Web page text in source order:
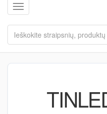
Toggle navigation